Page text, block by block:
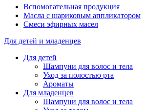
Вспомогательная продукция
Масла с шариковым аппликатором
Смеси эфирных масел
Для детей и младенцев
Для детей
Шампуни для волос и тела
Уход за полостью рта
Ароматы
Для младенцев
Шампуни для волос и тела